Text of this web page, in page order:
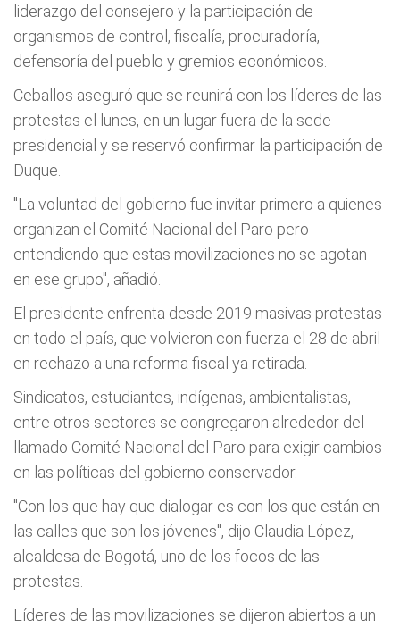
liderazgo del consejero y la participación de
organismos de control, fiscalía, procuradoría,
defensoría del pueblo y gremios económicos.
Ceballos aseguró que se reunirá con los líderes de las
protestas el lunes, en un lugar fuera de la sede
presidencial y se reservó confirmar la participación de
Duque.
"La voluntad del gobierno fue invitar primero a quienes
organizan el Comité Nacional del Paro pero
entendiendo que estas movilizaciones no se agotan
en ese grupo", añadió.
El presidente enfrenta desde 2019 masivas protestas
en todo el país, que volvieron con fuerza el 28 de abril
en rechazo a una reforma fiscal ya retirada.
Sindicatos, estudiantes, indígenas, ambientalistas,
entre otros sectores se congregaron alrededor del
llamado Comité Nacional del Paro para exigir cambios
en las políticas del gobierno conservador.
"Con los que hay que dialogar es con los que están en
las calles que son los jóvenes", dijo Claudia López,
alcaldesa de Bogotá, uno de los focos de las
protestas.
Líderes de las movilizaciones se dijeron abiertos a un